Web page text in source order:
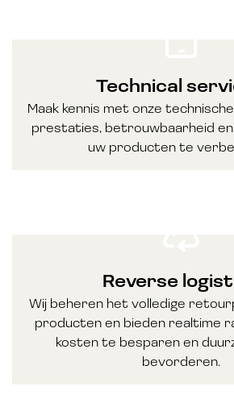
Technical
Maak kennis met onze
prestaties, betrouwbaarheid en
uw producten te
Reverse
Wij beheren het volledige
producten en bieden realtime
kosten te besparen en
bevorderen.